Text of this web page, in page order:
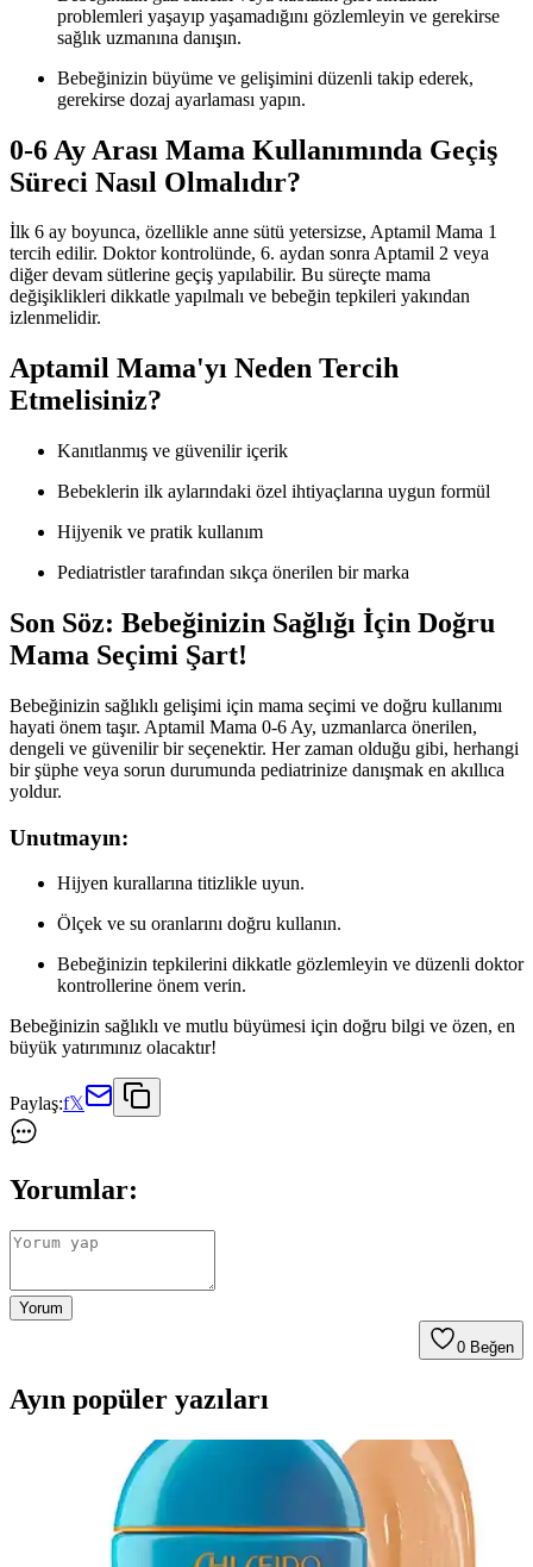
problemleri yaşayıp yaşamadığını gözlemleyin ve gerekirse
sağlık uzmanına danışın.
Bebeğinizin büyüme ve gelişimini düzenli takip ederek,
gerekirse dozaj ayarlaması yapın.
0-6 Ay Arası Mama Kullanımında Geçiş
Süreci Nasıl Olmalıdır?
İlk 6 ay boyunca, özellikle anne sütü yetersizse, Aptamil Mama 1
tercih edilir. Doktor kontrolünde, 6. aydan sonra Aptamil 2 veya
diğer devam sütlerine geçiş yapılabilir. Bu süreçte mama
değişiklikleri dikkatle yapılmalı ve bebeğin tepkileri yakından
izlenmelidir.
Aptamil Mama'yı Neden Tercih
Etmelisiniz?
Kanıtlanmış ve güvenilir içerik
Bebeklerin ilk aylarındaki özel ihtiyaçlarına uygun formül
Hijyenik ve pratik kullanım
Pediatristler tarafından sıkça önerilen bir marka
Son Söz: Bebeğinizin Sağlığı İçin Doğru
Mama Seçimi Şart!
Bebeğinizin sağlıklı gelişimi için mama seçimi ve doğru kullanımı
hayati önem taşır. Aptamil Mama 0-6 Ay, uzmanlarca önerilen,
dengeli ve güvenilir bir seçenektir. Her zaman olduğu gibi, herhangi
bir şüphe veya sorun durumunda pediatrinize danışmak en akıllıca
yoldur.
Unutmayın:
Hijyen kurallarına titizlikle uyun.
Ölçek ve su oranlarını doğru kullanın.
Bebeğinizin tepkilerini dikkatle gözlemleyin ve düzenli doktor
kontrollerine önem verin.
Bebeğinizin sağlıklı ve mutlu büyümesi için doğru bilgi ve özen, en
büyük yatırımınız olacaktır!
Paylaş:f𝕏
Yorumlar:
Yorum
0 Beğen
Ayın popüler yazıları